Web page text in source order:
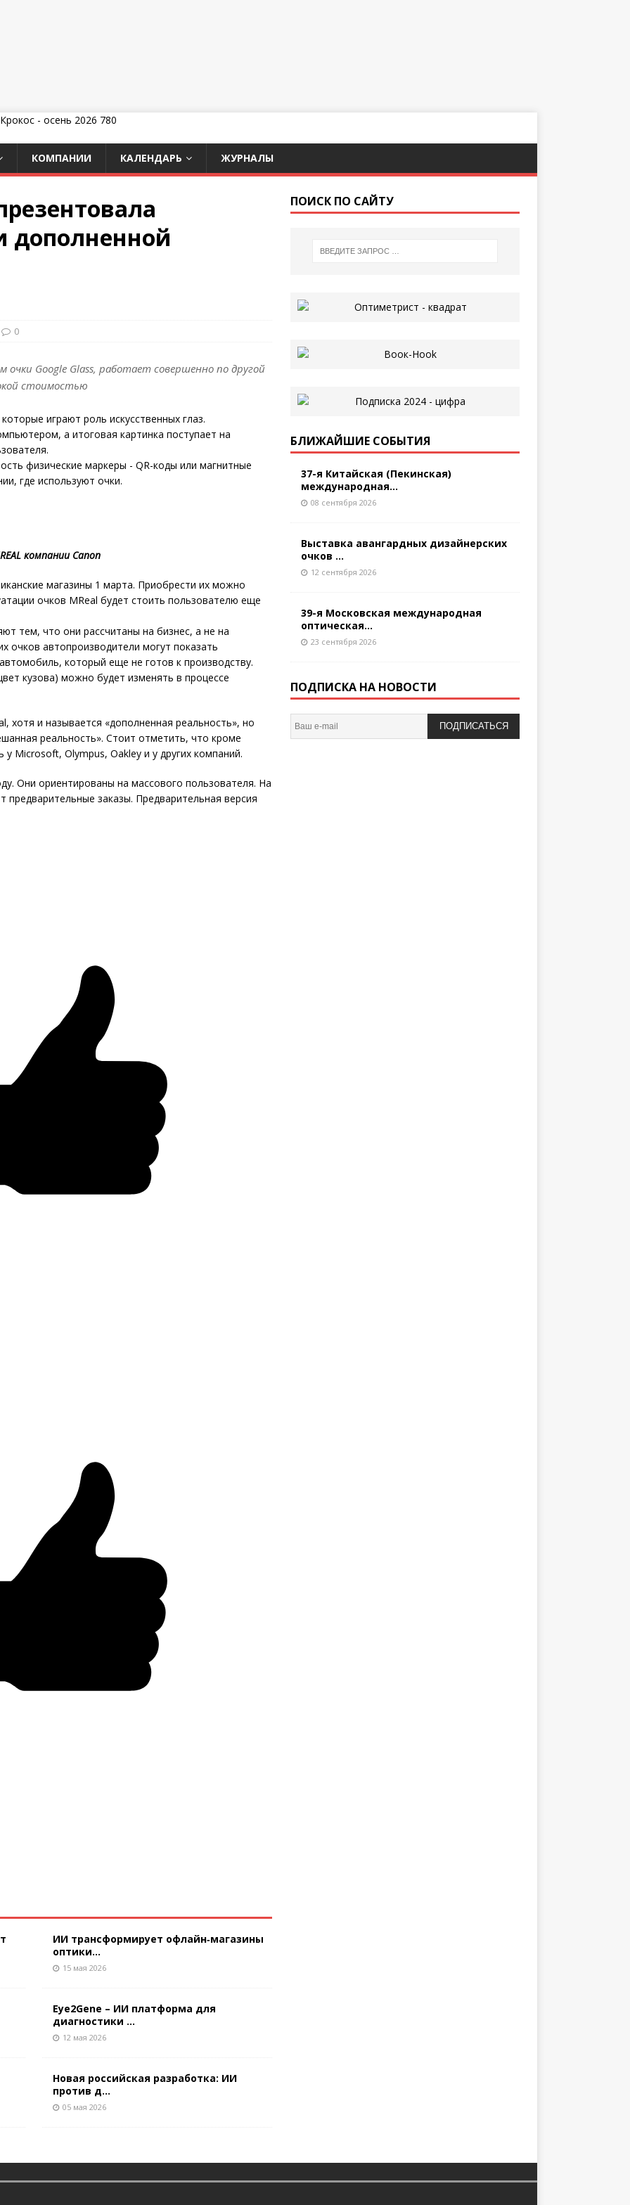
КОМПАНИИ КАЛЕНДАРЬ ЖУРНАЛЫ
дополненной
0
очки Google Glass, работает совершенно по другой
стоимостью
играют роль искусственных глаз.
а итоговая картинка поступает на
физические маркеры - QR-коды или магнитные
где используют очки.
компании Canon
магазины 1 марта. Приобрести их можно
очков MReal будет стоить пользователю еще
тем, что они рассчитаны на бизнес, а не на
очков автопроизводители могут показать
который еще не готов к производству.
кузова) можно будет изменять в процессе
хотя и называется «дополненная реальность», но
реальность». Стоит отметить, что кроме
Microsoft, Olympus, Oakley и у других компаний.
Они ориентированы на массового пользователя. На
предварительные заказы. Предварительная версия
ИИ трансформирует офлайн‑магазины
оптики...
15 мая 2026
Eye2Gene – ИИ платформа для
диагностики ...
12 мая 2026
Новая российская разработка: ИИ
против д...
05 мая 2026
ПОИСК ПО САЙТУ
БЛИЖАЙШИЕ СОБЫТИЯ
37-я Китайская (Пекинская)
международная...
08 сентября 2026
Выставка авангардных дизайнерских
очков ...
12 сентября 2026
39-я Московская международная
оптическая...
23 сентября 2026
ПОДПИСКА НА НОВОСТИ
ПОДПИСАТЬСЯ